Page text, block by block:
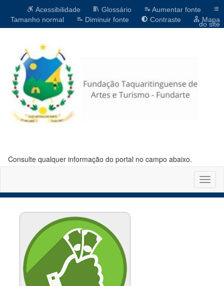
Acessibilidade Glossário
Aumentar fonte
Tamanho normal
Diminuir fonte Contraste Mapa
do site
Consulte qualquer informação do portal no campo abaixo.